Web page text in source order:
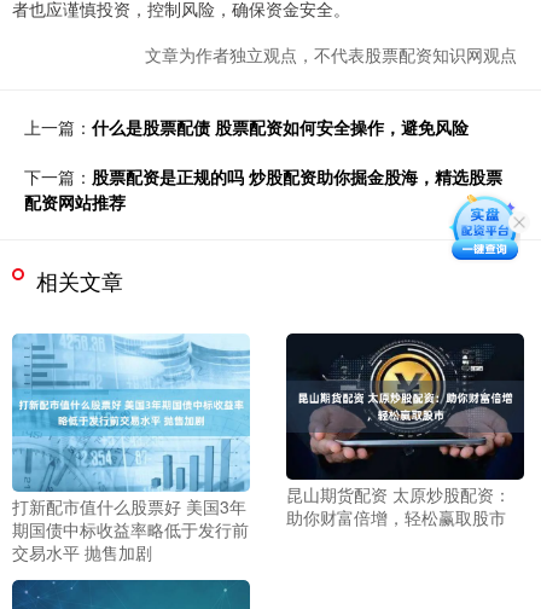
者也应谨慎投资，控制风险，确保资金安全。
文章为作者独立观点，不代表股票配资知识网观点
上一篇： 什么是股票配债 股票配资如何安全操作，避免风险
下一篇： 股票配资是正规的吗 炒股配资助你掘金股海，精选股票
配资网站推荐
相关文章
打新配市值什么股票好 美国3年
期国债中标收益率略低于发行前
交易水平 抛售加剧
昆山期货配资 太原炒股配资：
助你财富倍增，轻松赢取股市